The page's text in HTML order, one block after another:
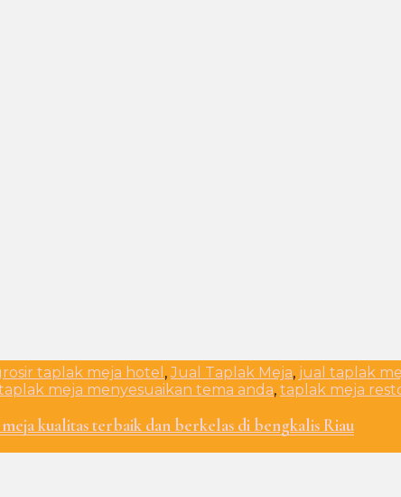
taplak meja hotel ,Jual Taplak Meja, jual taplak
meja menyesuaikan tema anda, taplak meja
kualitas terbaik dan berkelas di bengkalis Riau